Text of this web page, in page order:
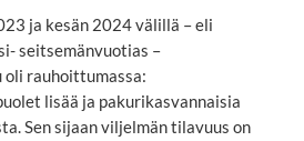
ja kesän 2024 välillä – eli
seitsemänvuotias –
oli rauhoittumassa:
lisää ja pakurikasvannaisia
Sen sijaan viljelmän tilavuus on